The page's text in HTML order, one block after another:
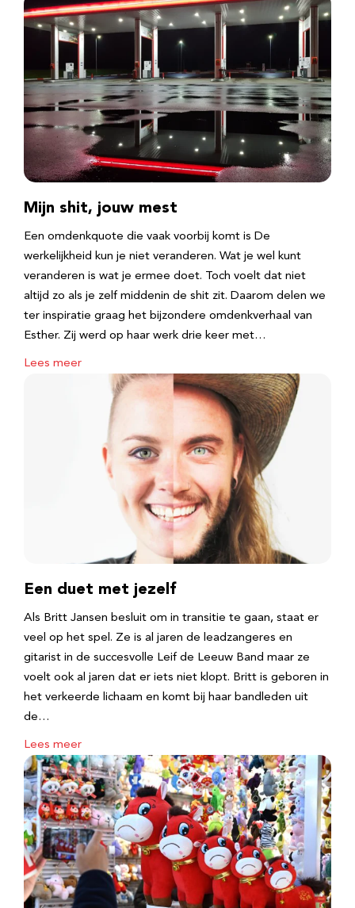
Mijn shit, jouw mest
Een omdenkquote die vaak voorbij komt is De
werkelijkheid kun je niet veranderen. Wat je wel kunt
veranderen is wat je ermee doet. Toch voelt dat niet
altijd zo als je zelf middenin de shit zit. Daarom delen we
ter inspiratie graag het bijzondere omdenkverhaal van
Esther. Zij werd op haar werk drie keer met…
Lees meer
Een duet met jezelf
Als Britt Jansen besluit om in transitie te gaan, staat er
veel op het spel. Ze is al jaren de leadzangeres en
gitarist in de succesvolle Leif de Leeuw Band maar ze
voelt ook al jaren dat er iets niet klopt. Britt is geboren in
het verkeerde lichaam en komt bij haar bandleden uit
de…
Lees meer